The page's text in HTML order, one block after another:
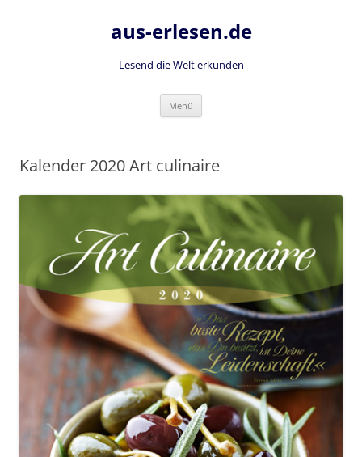
aus-erlesen.de
Lesend die Welt erkunden
Menü
Kalender 2020 Art culinaire